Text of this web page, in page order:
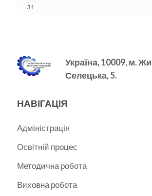
31
Україна, 10009, м.
Селецька, 5.
НАВІГАЦІЯ
Адміністрація
Освітній процес
Методична робота
Виховна робота